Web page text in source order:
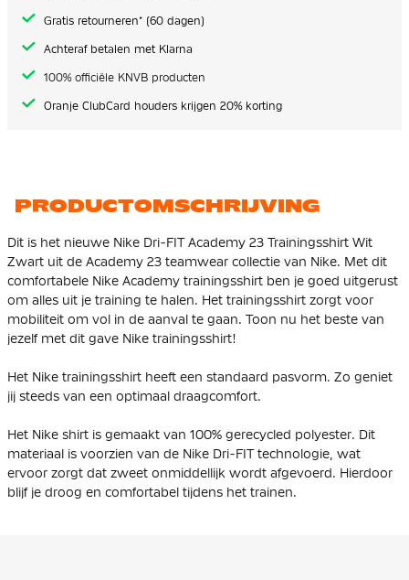
Gratis retourneren* (60 dagen)
Achteraf betalen met Klarna
100% officiële KNVB producten
Oranje ClubCard houders krijgen 20% korting
PRODUCTOMSCHRIJVING
Dit is het nieuwe Nike Dri-FIT Academy 23 Trainingsshirt Wit
Zwart uit de Academy 23 teamwear collectie van Nike. Met dit
comfortabele Nike Academy trainingsshirt ben je goed uitgerust
om alles uit je training te halen. Het trainingsshirt zorgt voor
mobiliteit om vol in de aanval te gaan. Toon nu het beste van
jezelf met dit gave Nike trainingsshirt!
Het Nike trainingsshirt heeft een standaard pasvorm. Zo geniet
jij steeds van een optimaal draagcomfort.
Het Nike shirt is gemaakt van 100% gerecycled polyester. Dit
materiaal is voorzien van de Nike Dri-FIT technologie, wat
ervoor zorgt dat zweet onmiddellijk wordt afgevoerd. Hierdoor
blijf je droog en comfortabel tijdens het trainen.